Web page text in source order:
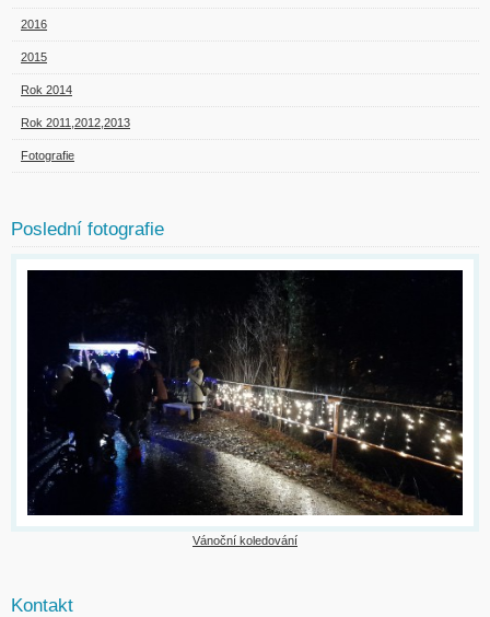
2016
2015
Rok 2014
Rok 2011,2012,2013
Fotografie
Poslední fotografie
Vánoční koledování
Kontakt